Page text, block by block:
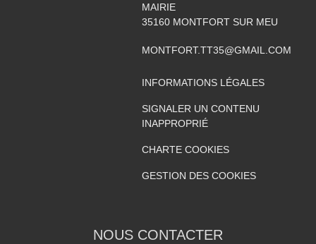
MAIRIE
35160 MONTFORT SUR MEU
MONTFORT.TT35@GMAIL.COM
INFORMATIONS LÉGALES
SIGNALER UN CONTENU
INAPPROPRIÉ
CHARTE COOKIES
GESTION DES COOKIES
NOUS CONTACTER